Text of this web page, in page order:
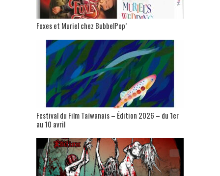
Foxes et Muriel chez BubbelPop’
Festival du Film Taïwanais – Édition 2026 – du 1er
au 10 avril